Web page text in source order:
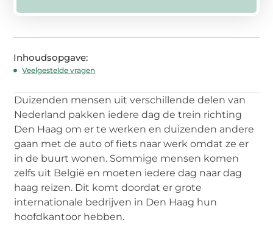
Inhoudsopgave:
Veelgestelde vragen
Duizenden mensen uit verschillende delen van
Nederland pakken iedere dag de trein richting
Den Haag om er te werken en duizenden andere
gaan met de auto of fiets naar werk omdat ze er
in de buurt wonen. Sommige mensen komen
zelfs uit België en moeten iedere dag naar dag
haag reizen. Dit komt doordat er grote
internationale bedrijven in Den Haag hun
hoofdkantoor hebben.